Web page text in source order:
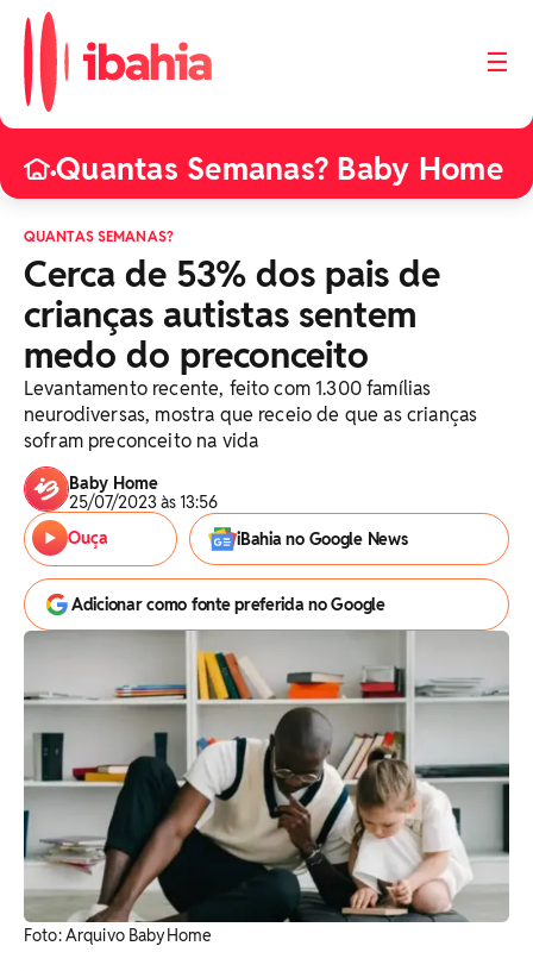
☰
•Quantas Semanas? Baby Home
QUANTAS SEMANAS?
Cerca de 53% dos pais de
crianças autistas sentem
medo do preconceito
Levantamento recente, feito com 1.300 famílias
neurodiversas, mostra que receio de que as crianças
sofram preconceito na vida
Baby Home
25/07/2023 às 13:56
Ouça
iBahia no Google News
Adicionar como fonte preferida no Google
Foto: Arquivo BabyHome